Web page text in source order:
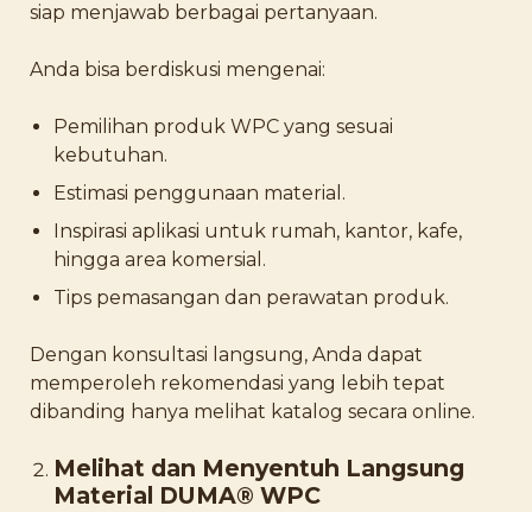
siap menjawab berbagai pertanyaan.
Anda bisa berdiskusi mengenai:
Pemilihan produk WPC yang sesuai
kebutuhan.
Estimasi penggunaan material.
Inspirasi aplikasi untuk rumah, kantor, kafe,
hingga area komersial.
Tips pemasangan dan perawatan produk.
Dengan konsultasi langsung, Anda dapat
memperoleh rekomendasi yang lebih tepat
dibanding hanya melihat katalog secara online.
Melihat dan Menyentuh Langsung
Material DUMA® WPC